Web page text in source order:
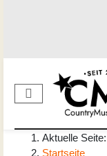
Aktuelle Seite:
Startseite